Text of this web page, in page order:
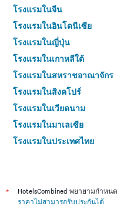
โรงแรมในจีน
โรงแรมในอินโดนีเซีย
โรงแรมในญี่ปุ่น
โรงแรมในเกาหลีใต้
โรงแรมในสหราชอาณาจักร
โรงแรมในสิงคโปร์
โรงแรมในเวียดนาม
โรงแรมในมาเลเซีย
โรงแรมในประเทศไทย
*
HotelsCombined พยายามกำห
ราคาไม่สามารถรับประกันได้